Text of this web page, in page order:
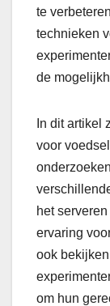
te
technieken
de
In dit artikel
voor
het
ervaring
ook
om hun